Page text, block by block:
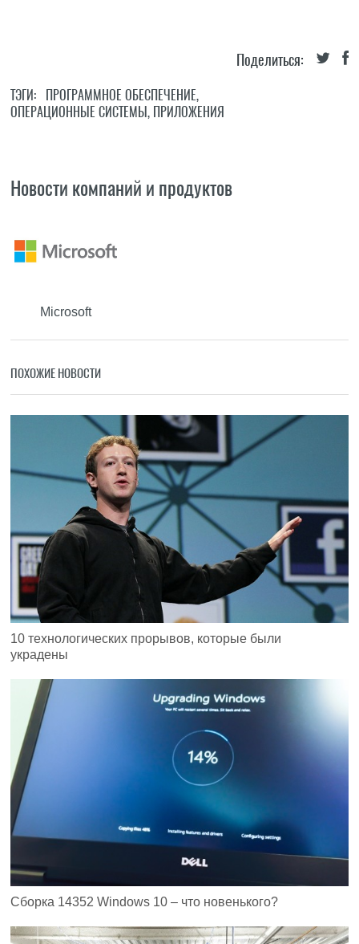
Поделиться:
ТЭГИ: ПРОГРАММНОЕ ОБЕСПЕЧЕНИЕ,
ОПЕРАЦИОННЫЕ СИСТЕМЫ, ПРИЛОЖЕНИЯ
Новости компаний и продуктов
Microsoft
ПОХОЖИЕ НОВОСТИ
10 технологических прорывов, которые были
украдены
Сборка 14352 Windows 10 – что новенького?